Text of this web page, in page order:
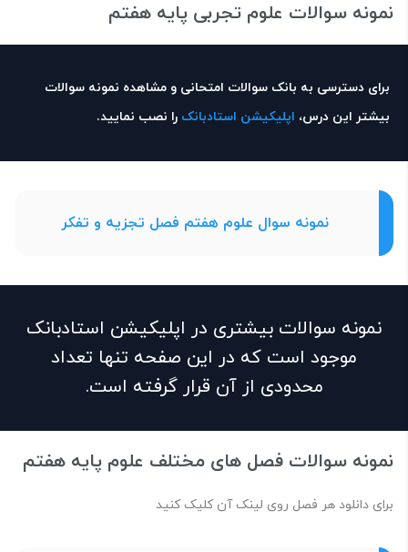
نمونه سوالات علوم تجربی پایه هفتم
برای دسترسی به بانک سوالات امتحانی و مشاهده نمونه سوالات
بیشتر این درس، اپلیکیشن استادبانک را نصب نمایید.
نمونه سوال علوم هفتم فصل تجزیه و تفکر
نمونه سوالات بیشتری در اپلیکیشن استادبانک
موجود است که در این صفحه تنها تعداد
محدودی از آن قرار گرفته است.
نمونه سوالات فصل های مختلف علوم پایه هفتم
برای دانلود هر فصل روی لینک آن کلیک کنید